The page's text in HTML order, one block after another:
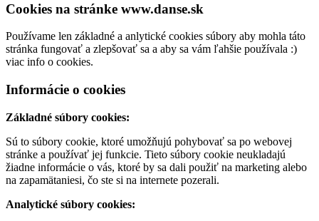
Cookies na stránke www.danse.sk
Používame len základné a anlytické cookies súbory aby mohla táto
stránka fungovať a zlepšovať sa a aby sa vám ľahšie používala :)
viac info o cookies.
Informácie o cookies
Základné súbory cookies:
Sú to súbory cookie, ktoré umožňujú pohybovať sa po webovej
stránke a používať jej funkcie. Tieto súbory cookie neukladajú
žiadne informácie o vás, ktoré by sa dali použiť na marketing alebo
na zapamätaniesi, čo ste si na internete pozerali.
Analytické súbory cookies: